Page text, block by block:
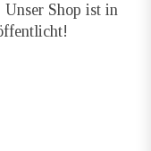
Unser Shop ist in